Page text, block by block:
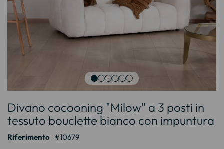
all'inizio
della
galleria
di
Divano cocooning "Milow" a 3 posti in
tessuto bouclette bianco con impuntura
Riferimento 10679